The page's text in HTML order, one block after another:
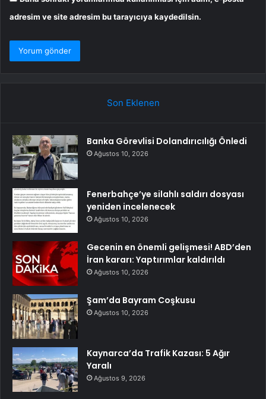
adresim ve site adresim bu tarayıcıya kaydedilsin.
Son Eklenen
Banka Görevlisi Dolandırıcılığı Önledi
Ağustos 10, 2026
Fenerbahçe’ye silahlı saldırı dosyası
yeniden incelenecek
Ağustos 10, 2026
Gecenin en önemli gelişmesi! ABD’den
İran kararı: Yaptırımlar kaldırıldı
Ağustos 10, 2026
Şam’da Bayram Coşkusu
Ağustos 10, 2026
Kaynarca’da Trafik Kazası: 5 Ağır
Yaralı
Ağustos 9, 2026